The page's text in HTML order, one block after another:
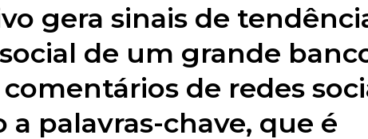
gera sinais de
de um grande
de redes
a palavras-chave, que é